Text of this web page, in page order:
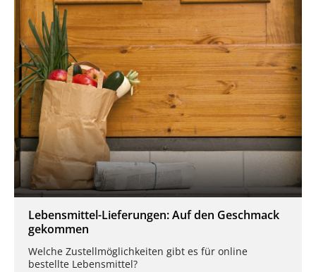
Lebensmittel-Lieferungen: Auf den Geschmack
gekommen
Welche Zustellmöglichkeiten gibt es für online
bestellte Lebensmittel?